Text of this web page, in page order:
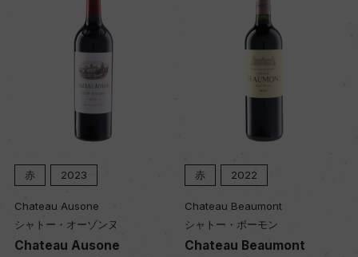
赤 2023
Chateau Ausone
シャトー・オーゾンヌ
Chateau Ausone
赤 2022
Chateau Beaumont
シャトー・ボーモン
Chateau Beaumont